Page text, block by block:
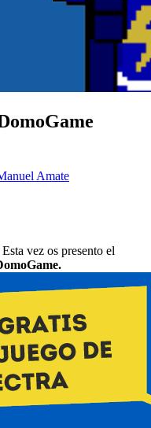
Amate
Esta vez os presento el